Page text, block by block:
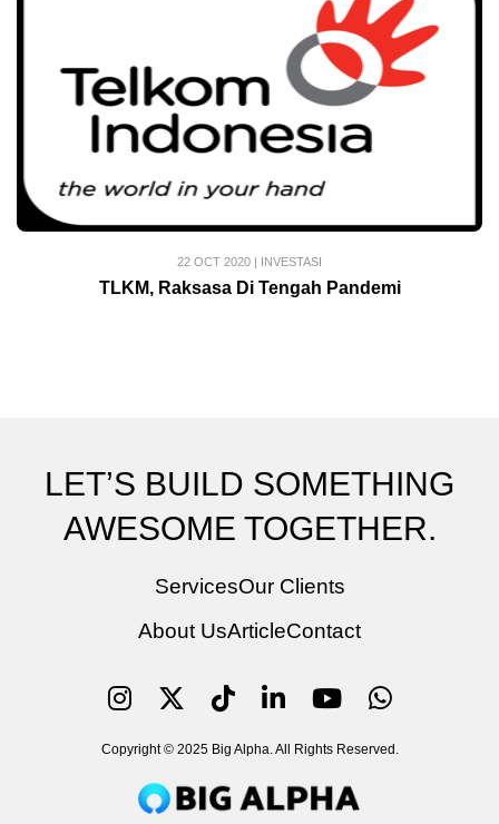
22 OCT 2020 | INVESTASI
TLKM, Raksasa Di Tengah Pandemi
LET’S BUILD SOMETHING
AWESOME TOGETHER.
ServicesOur Clients
About UsArticleContact
Copyright © 2025 Big Alpha. All Rights Reserved.